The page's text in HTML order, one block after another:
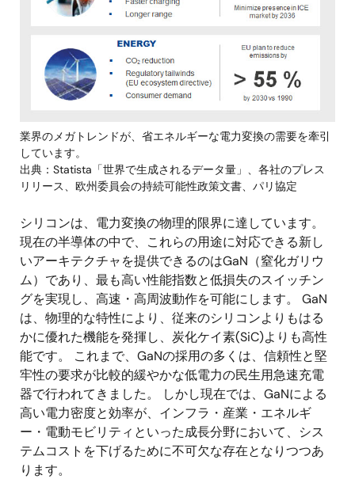
業界のメガトレンドが、省エネルギーな電力変換の需要を牽引
しています。
出典：Statista「世界で生成されるデータ量」、各社のプレス
リリース、欧州委員会の持続可能性政策文書、パリ協定
シリコンは、電力変換の物理的限界に達しています。
現在の半導体の中で、これらの用途に対応できる新し
いアーキテクチャを提供できるのはGaN（窒化ガリウ
ム）であり、最も高い性能指数と低損失のスイッチン
グを実現し、高速・高周波動作を可能にします。 GaN
は、物理的な特性により、従来のシリコンよりもはる
かに優れた機能を発揮し、炭化ケイ素(SiC)よりも高性
能です。 これまで、GaNの採用の多くは、信頼性と堅
牢性の要求が比較的緩やかな低電力の民生用急速充電
器で行われてきました。 しかし現在では、GaNによる
高い電力密度と効率が、インフラ・産業・エネルギ
ー・電動モビリティといった成長分野において、シス
テムコストを下げるために不可欠な存在となりつつあ
ります。